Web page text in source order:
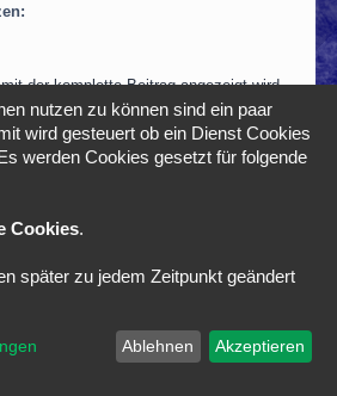
der komplette Beitrag angezeigt wird.
anzeigen
Style byphpBB Styles
® Forum Software © phpBB Limited
Übersetzung durchphpBB.de
nutzen zu können sind ein paar
wird gesteuert ob ein Dienst Cookies
werden Cookies gesetzt für folgende
Cookies.
später zu jedem Zeitpunkt geändert
Ablehnen Akzeptieren